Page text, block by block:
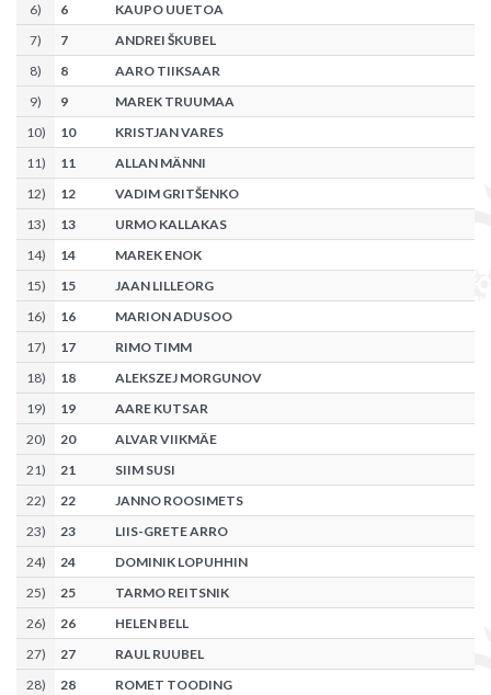
6) 6
KAUPO UUETOA
7) 7
ANDREI ŠKUBEL
8) 8
AARO TIIKSAAR
9) 9
MAREK TRUUMAA
10) 10
KRISTJAN VARES
11) 11
ALLAN MÄNNI
12) 12
VADIM GRITŠENKO
13) 13
URMO KALLAKAS
14) 14
MAREK ENOK
15) 15
JAAN LILLEORG
16) 16
MARION ADUSOO
17) 17
RIMO TIMM
18) 18
ALEKSZEJ MORGUNOV
19) 19
AARE KUTSAR
20) 20
ALVAR VIIKMÄE
21) 21
SIIM SUSI
22) 22
JANNO ROOSIMETS
23) 23
LIIS-GRETE ARRO
24) 24
DOMINIK LOPUHHIN
25) 25
TARMO REITSNIK
26) 26
HELEN BELL
27) 27
RAUL RUUBEL
28) 28
ROMET TOODING